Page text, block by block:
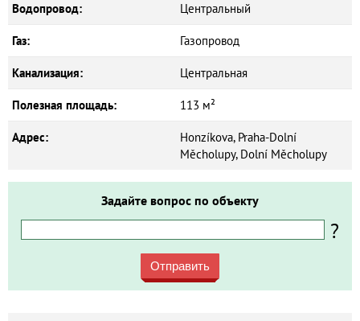
Водопровод: Центральный
Газ: Газопровод
Канализация: Центральная
Полезная площадь: 113 м²
Адрес:
Honzíkova, Praha-Dolní
Měcholupy, Dolní Měcholupy
Задайте вопрос по объекту
?
Отправить